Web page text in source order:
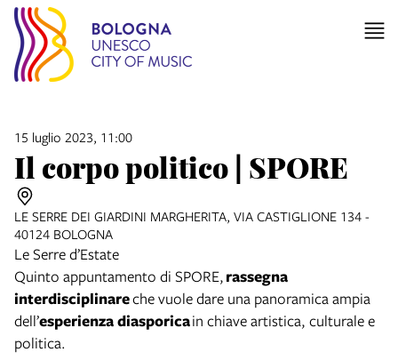
15 luglio 2023, 11:00
Il corpo politico | SPORE
LE SERRE DEI GIARDINI MARGHERITA, VIA CASTIGLIONE 134 -
40124 BOLOGNA
Le Serre d’Estate
Quinto appuntamento di SPORE, rassegna
interdisciplinareche vuole dare una panoramica ampia
dell’esperienza diasporicain chiave artistica, culturale e
politica.